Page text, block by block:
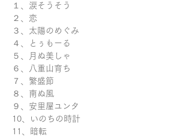
１、涙そうそう
２、恋
３、太陽のめぐみ
４、とぅもーる
５、月ぬ美しゃ
６、八重山育ち
７、繁盛節
８、南ぬ風
９、安里屋ユンタ
10、いのちの時計
11、暗転